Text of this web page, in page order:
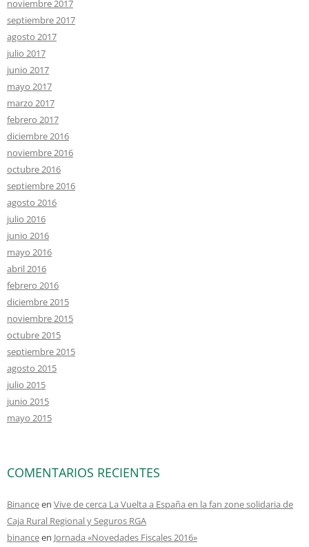
noviembre 2017
septiembre 2017
agosto 2017
julio 2017
junio 2017
mayo 2017
marzo 2017
febrero 2017
diciembre 2016
noviembre 2016
octubre 2016
septiembre 2016
agosto 2016
julio 2016
junio 2016
mayo 2016
abril 2016
febrero 2016
diciembre 2015
noviembre 2015
octubre 2015
septiembre 2015
agosto 2015
julio 2015
junio 2015
mayo 2015
COMENTARIOS RECIENTES
Binanceen Vive de cerca La Vuelta a España en la fan zone solidaria de
Caja Rural Regional y Seguros RGA
binanceen Jornada «Novedades Fiscales 2016»